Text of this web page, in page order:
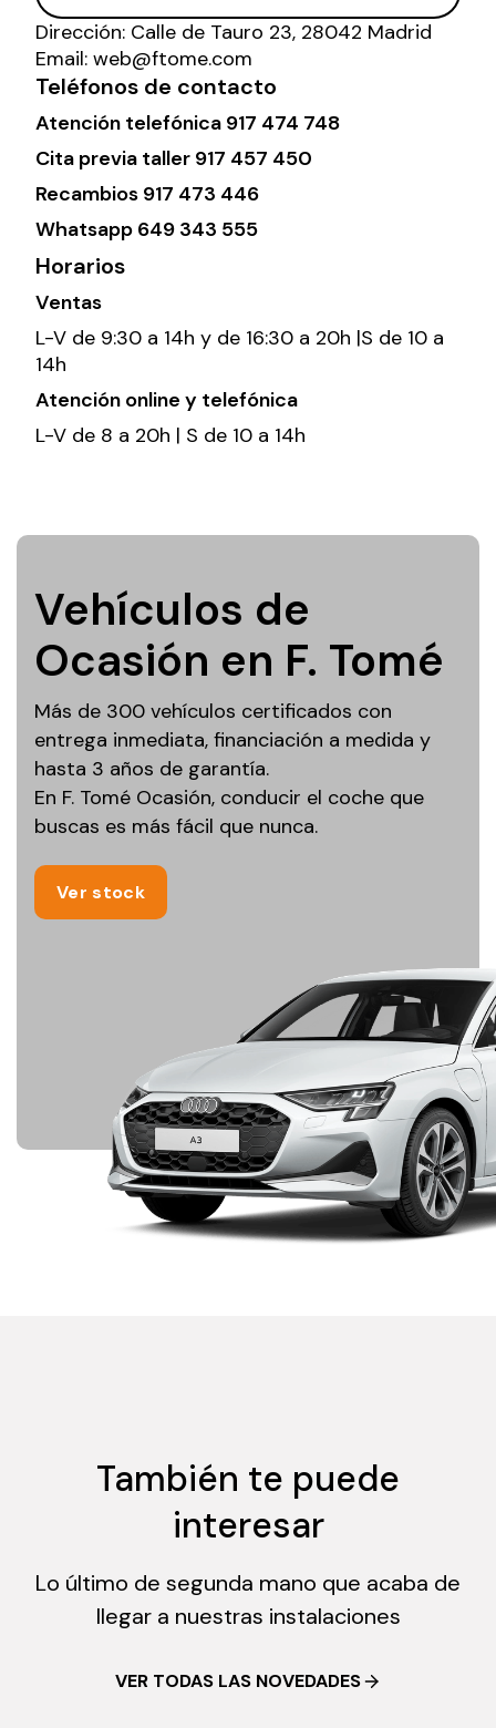
Dirección: Calle de Tauro 23, 28042 Madrid
Email: web@ftome.com
Teléfonos de contacto
Atención telefónica 917 474 748
Cita previa taller 917 457 450
Recambios 917 473 446
Whatsapp 649 343 555
Horarios
Ventas
L-V de 9:30 a 14h y de 16:30 a 20h |S de 10 a
14h
Atención online y telefónica
L-V de 8 a 20h | S de 10 a 14h
Vehículos de
Ocasión en F. Tomé
Más de 300 vehículos certificados con
entrega inmediata, financiación a medida y
hasta 3 años de garantía.
En F. Tomé Ocasión, conducir el coche que
buscas es más fácil que nunca.
Ver stock
También te puede
interesar
Lo último de segunda mano que acaba de
llegar a nuestras instalaciones
VER TODAS LAS NOVEDADES